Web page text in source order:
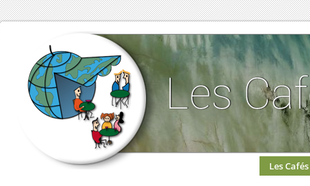
Les Cafés